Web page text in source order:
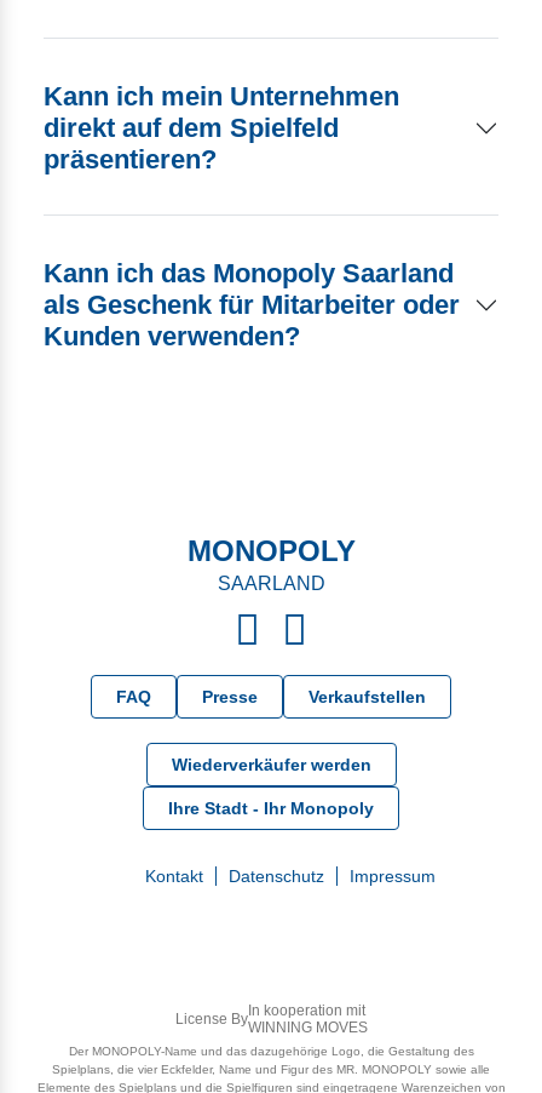
Kann ich mein Unternehmen
direkt auf dem Spielfeld
präsentieren?
Kann ich das Monopoly Saarland
als Geschenk für Mitarbeiter oder
Kunden verwenden?
MONOPOLY
SAARLAND
FAQ Presse Verkaufstellen
Wiederverkäufer werden
Ihre Stadt - Ihr Monopoly
Kontakt Datenschutz Impressum
License By In kooperation mit
WINNING MOVES
Der MONOPOLY-Name und das dazugehörige Logo, die Gestaltung des
Spielplans, die vier Eckfelder, Name und Figur des MR. MONOPOLY sowie alle
Elemente des Spielplans und die Spielfiguren sind eingetragene Warenzeichen von